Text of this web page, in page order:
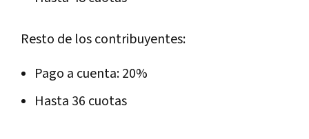
Resto de los contribuyentes:
Pago a cuenta: 20%
Hasta 36 cuotas